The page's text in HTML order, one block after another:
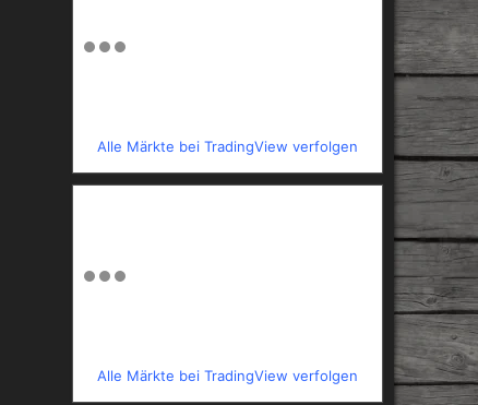
Alle Märkte bei TradingView verfolgen
Alle Märkte bei TradingView verfolgen